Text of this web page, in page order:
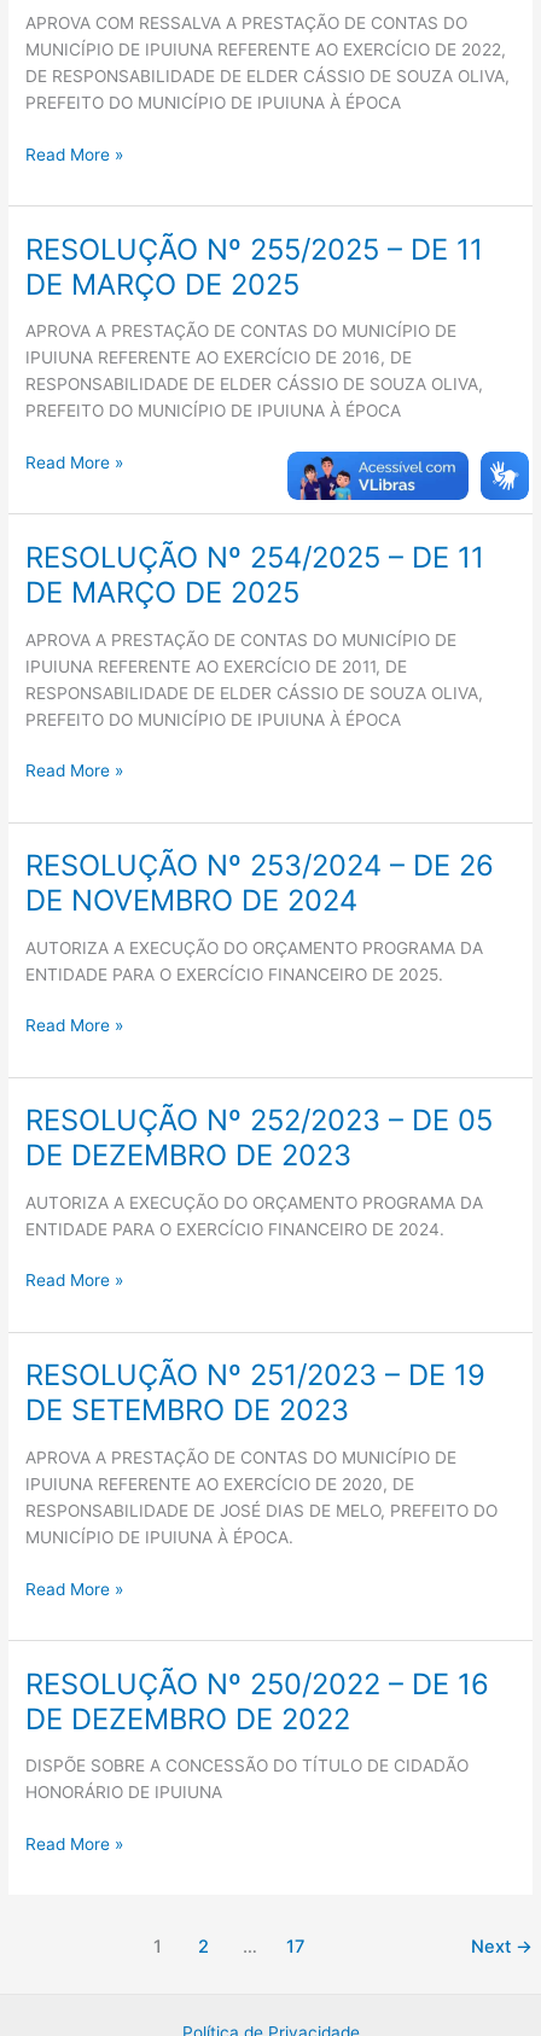
APROVA COM RESSALVA A PRESTAÇÃO DE CONTAS DO
MUNICÍPIO DE IPUIUNA REFERENTE AO EXERCÍCIO DE 2022,
DE RESPONSABILIDADE DE ELDER CÁSSIO DE SOUZA OLIVA,
PREFEITO DO MUNICÍPIO DE IPUIUNA À ÉPOCA
–
DE
11
DE
DE
Read More »
RESOLUÇÃO Nº 255/2025 – DE 11
DE MARÇO DE 2025
APROVA A PRESTAÇÃO DE CONTAS DO MUNICÍPIO DE
IPUIUNA REFERENTE AO EXERCÍCIO DE 2016, DE
RESPONSABILIDADE DE ELDER CÁSSIO DE SOUZA OLIVA,
PREFEITO DO MUNICÍPIO DE IPUIUNA À ÉPOCA
RESOLUÇÃO
Nº
255/2025
–
DE
11
DE
DE
Read More »
RESOLUÇÃO Nº 254/2025 – DE 11
DE MARÇO DE 2025
APROVA A PRESTAÇÃO DE CONTAS DO MUNICÍPIO DE
IPUIUNA REFERENTE AO EXERCÍCIO DE 2011, DE
RESPONSABILIDADE DE ELDER CÁSSIO DE SOUZA OLIVA,
PREFEITO DO MUNICÍPIO DE IPUIUNA À ÉPOCA
RESOLUÇÃO
Nº
254/2025
–
DE
11
DE
DE
Read More »
RESOLUÇÃO Nº 253/2024 – DE 26
DE NOVEMBRO DE 2024
AUTORIZA A EXECUÇÃO DO ORÇAMENTO PROGRAMA DA
ENTIDADE PARA O EXERCÍCIO FINANCEIRO DE 2025.
RESOLUÇÃO
Nº
253/2024
–
DE
DE
Read More »
RESOLUÇÃO Nº 252/2023 – DE 05
DE DEZEMBRO DE 2023
AUTORIZA A EXECUÇÃO DO ORÇAMENTO PROGRAMA DA
ENTIDADE PARA O EXERCÍCIO FINANCEIRO DE 2024.
RESOLUÇÃO
Nº
252/2023
–
DE
DE
Read More »
RESOLUÇÃO Nº 251/2023 – DE 19
DE SETEMBRO DE 2023
APROVA A PRESTAÇÃO DE CONTAS DO MUNICÍPIO DE
IPUIUNA REFERENTE AO EXERCÍCIO DE 2020, DE
RESPONSABILIDADE DE JOSÉ DIAS DE MELO, PREFEITO DO
MUNICÍPIO DE IPUIUNA À ÉPOCA.
RESOLUÇÃO
Nº
251/2023
–
DE
19
DE
DE
Read More »
RESOLUÇÃO Nº 250/2022 – DE 16
DE DEZEMBRO DE 2022
DISPÕE SOBRE A CONCESSÃO DO TÍTULO DE CIDADÃO
HONORÁRIO DE IPUIUNA
RESOLUÇÃO
Nº
250/2022
–
DE
DE
Read More »
1 2 … 17 Next →